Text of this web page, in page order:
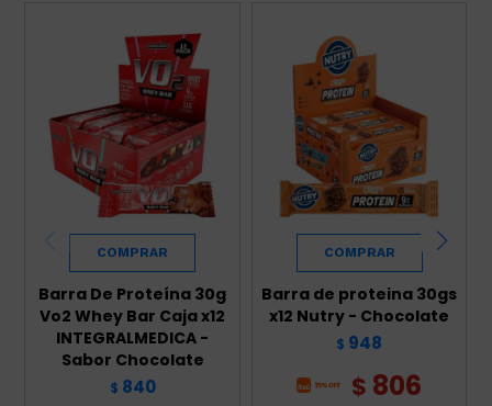
Barra De Proteína 30g
Vo2 Whey Bar Caja x12
INTEGRALMEDICA -
Sabor Chocolate
$ 840
Barra de proteina 30gs
x12 Nutry - Chocolate
$ 948
$ 806